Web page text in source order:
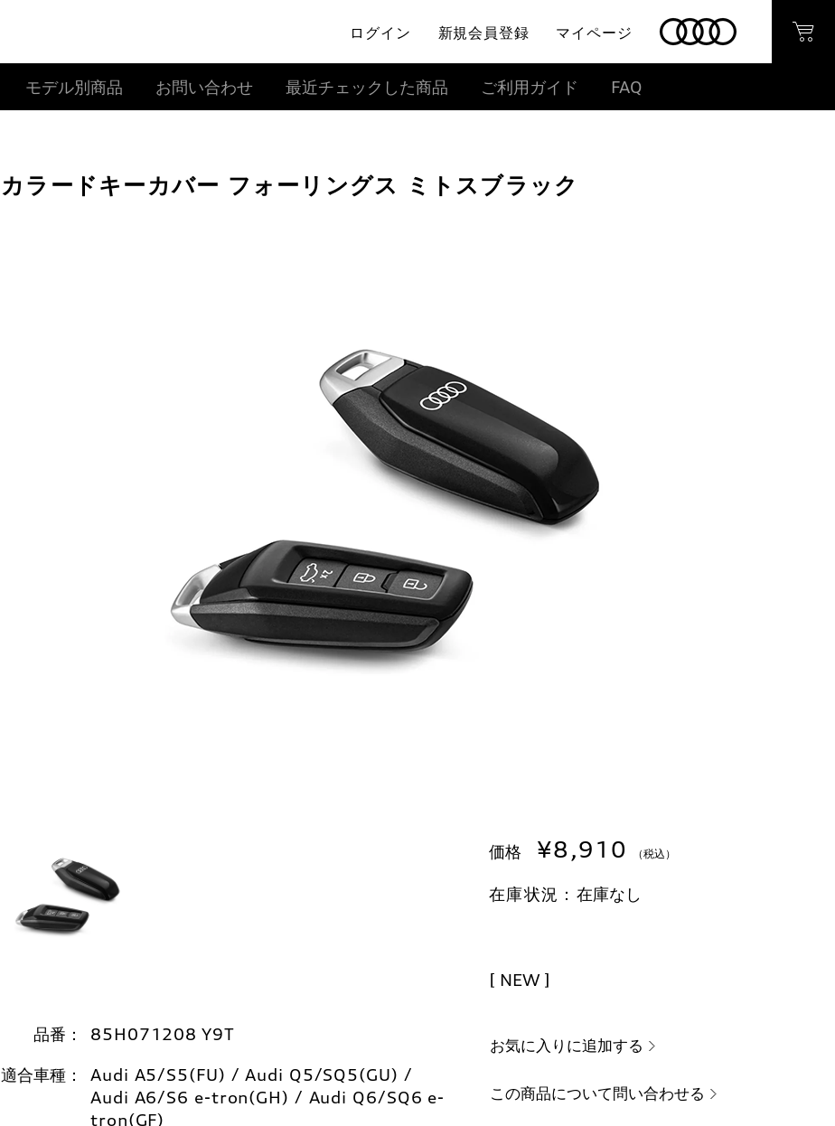
ログイン 新規会員登録 マイページ
モデル別商品 お問い合わせ 最近チェックした商品 ご利用ガイド FAQ
カラードキーカバー フォーリングス ミトスブラック
品番： 85H071208 Y9T
適合車種：
Audi A5/S5(FU) / Audi Q5/SQ5(GU) /
Audi A6/S6 e-tron(GH) / Audi Q6/SQ6 e-
tron(GF)
価格 ¥8,910 （税込）
在庫状況： 在庫なし
[ NEW ]
お気に入りに追加する
この商品について問い合わせる